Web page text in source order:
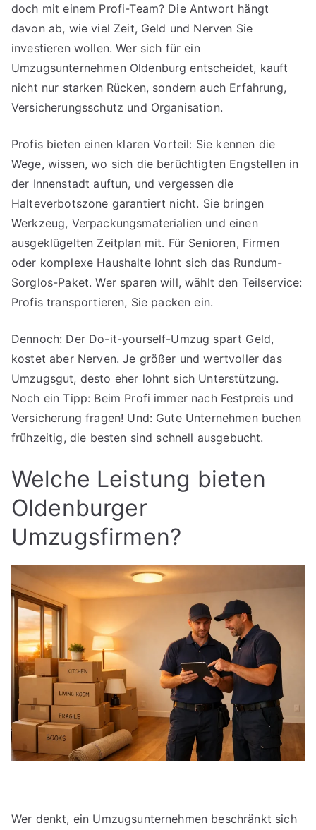
doch mit einem Profi-Team? Die Antwort hängt
davon ab, wie viel Zeit, Geld und Nerven Sie
investieren wollen. Wer sich für ein
Umzugsunternehmen Oldenburg entscheidet, kauft
nicht nur starken Rücken, sondern auch Erfahrung,
Versicherungsschutz und Organisation.
Profis bieten einen klaren Vorteil: Sie kennen die
Wege, wissen, wo sich die berüchtigten Engstellen in
der Innenstadt auftun, und vergessen die
Halteverbotszone garantiert nicht. Sie bringen
Werkzeug, Verpackungsmaterialien und einen
ausgeklügelten Zeitplan mit. Für Senioren, Firmen
oder komplexe Haushalte lohnt sich das Rundum-
Sorglos-Paket. Wer sparen will, wählt den Teilservice:
Profis transportieren, Sie packen ein.
Dennoch: Der Do-it-yourself-Umzug spart Geld,
kostet aber Nerven. Je größer und wertvoller das
Umzugsgut, desto eher lohnt sich Unterstützung.
Noch ein Tipp: Beim Profi immer nach Festpreis und
Versicherung fragen! Und: Gute Unternehmen buchen
frühzeitig, die besten sind schnell ausgebucht.
Welche Leistung bieten
Oldenburger
Umzugsfirmen?
Wer denkt, ein Umzugsunternehmen beschränkt sich